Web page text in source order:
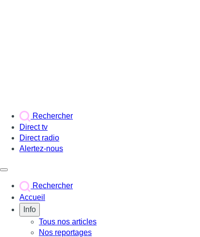
Rechercher
Direct tv
Direct radio
Alertez-nous
Rechercher
Accueil
Info
Tous nos articles
Nos reportages